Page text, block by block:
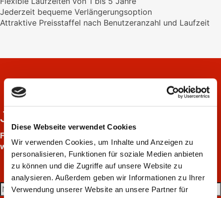
Diese Webseite verwendet Cookies
Wir verwenden Cookies, um Inhalte und Anzeigen zu
personalisieren, Funktionen für soziale Medien anbieten
zu können und die Zugriffe auf unsere Website zu
analysieren. Außerdem geben wir Informationen zu Ihrer
Verwendung unserer Website an unsere Partner für
Jederzeit bequeme Verlängerungsoption
Attraktive Preisstaffel nach Benutzeranzahl und Laufzeit
Jetzt Angebot anfordern
Füllen Sie hierzu einfach das Formular aus,
wir melden uns bei Ihnen.